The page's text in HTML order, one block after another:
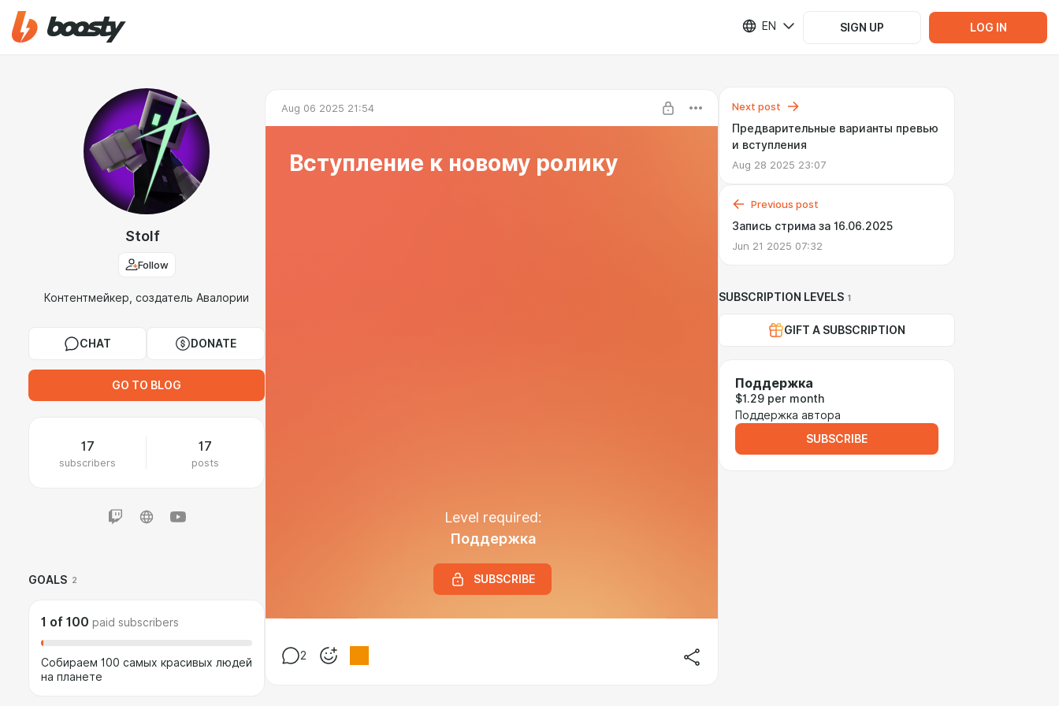
EN SIGN UP LOG IN
Stolf
Follow
Контентмейкер, создатель Авалории
CHAT DONATE
GO TO BLOG
17
subscribers
17
posts
GOALS 2
1 of 100 paid subscribers
Собираем 100 самых красивых людей
на планете
Aug 06 2025 21:54
Вступление к новому ролику
Level required:
Поддержка
SUBSCRIBE
2
Next post
Предварительные варианты превью
и вступления
Aug 28 2025 23:07
Previous post
Запись стрима за 16.06.2025
Jun 21 2025 07:32
SUBSCRIPTION LEVELS 1
GIFT A SUBSCRIPTION
Поддержка
$1.29 per month
Поддержка автора
SUBSCRIBE